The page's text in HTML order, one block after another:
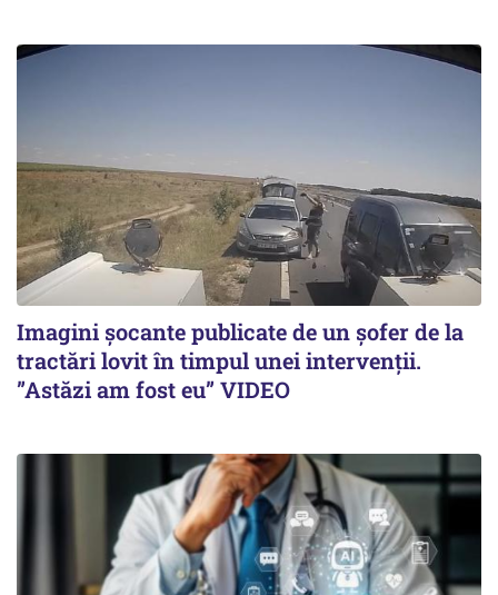
Imagini șocante publicate de un șofer de la
tractări lovit în timpul unei intervenții.
”Astăzi am fost eu” VIDEO